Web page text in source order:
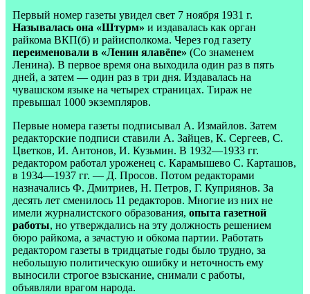
Первый номер газеты увидел свет 7 ноября 1931 г.
Называлась она «Штурм» и издавалась как орган
райкома ВКП(б) и райисполкома. Через год газету
переименовали в «Ленин ялавёпе» (Со знаменем
Ленина). В первое время она выходила один раз в пять
дней, а затем — один раз в три дня. Издавалась на
чувашском языке на четырех страницах. Тираж не
превышал 1000 экземпляров.
Первые номера газеты подписывал А. Измайлов. Затем
редакторские подписи ставили А. Зайцев, К. Сергеев, С.
Цветков, И. Антонов, И. Кузьмин. В 1932—1933 гг.
редактором работал уроженец с. Карамышево С. Карташов,
в 1934—1937 гг. — Д. Просов. Потом редакторами
назначались Ф. Дмитриев, Н. Петров, Г. Куприянов. За
десять лет сменилось 11 редакторов. Многие из них не
имели журналистского образования, опыта газетной
работы, но утверждались на эту должность решением
бюро райкома, а зачастую и обкома партии. Работать
редактором газеты в тридцатые годы было трудно, за
небольшую политическую ошибку и неточность ему
выносили строгое взыскание, снимали с работы,
объявляли врагом народа.